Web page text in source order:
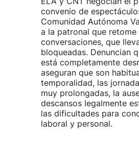
convenio de
Comunidad Autónoma
a la patronal que retome
conversaciones, que
bloqueadas. Denuncian
está completamente
aseguran que son
temporalidad, las
muy prolongadas, la
descansos legalmente
las dificultades para
laboral y personal.